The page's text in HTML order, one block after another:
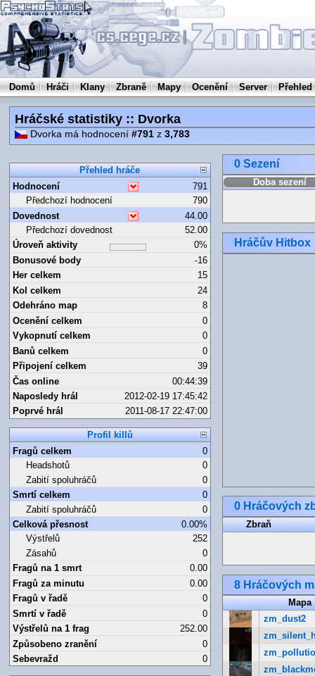
Domů Hráči Klany Zbraně Mapy Ocenění Server Přehled
Hráčské statistiky :: Dvorka
Dvorka má hodnocení #791z 3,783
Přehled hráče
Hodnocení
791
Předchozí hodnocení
790
Dovednost
44.00
Předchozí dovednost
52.00
Úroveň aktivity
0%
Bonusové body
-16
Her celkem
15
Kol celkem
24
Odehráno map
8
Ocenění celkem
0
Vykopnutí celkem
0
Banů celkem
0
Připojení celkem
39
Čas online
00:44:39
Naposledy hrál
2012-02-19 17:45:42
Poprvé hrál
2011-08-17 22:47:00
Profil killů
Fragů celkem
0
Headshotů
0
Zabití spoluhráčů
0
Smrtí celkem
0
Zabití spoluhráčů
0
Celková přesnost
0.00%
Výstřelů
252
Zásahů
0
Fragů na 1 smrt
0.00
Fragů za minutu
0.00
Fragů v řadě
0
Smrtí v řadě
0
Výstřelů na 1 frag
252.00
Způsobeno zranění
0
Sebevražd
0
0 Sezení
Doba sezení
Hráčův Hitbox
0 Hráčových
Zbraň
8 Hráčových
Mapa
zm_dust2